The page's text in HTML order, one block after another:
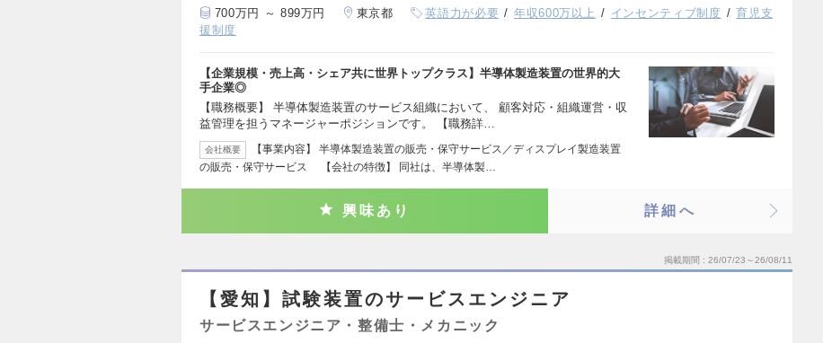
700万円 ～ 899万円 東京都 英語力が必要 年収600万以上 インセンティブ制度
育児支
援制度
【企業規模・売上高・シェア共に世界トップクラス】半導体製造装置の世界的大
手企業◎
【職務概要】 半導体製造装置のサービス組織において、 顧客対応・組織運営・収
益管理を担うマネージャーポジションです。 【職務詳…
会社概要
【事業内容】 半導体製造装置の販売・保守サービス／ディスプレイ製造装置
の販売・保守サービス 【会社の特徴】 同社は、半導体製…
興味あり 詳細へ
掲載期間 26/07/23～26/08/11
【愛知】試験装置のサービスエンジニア
サービスエンジニア・整備士・メカニック